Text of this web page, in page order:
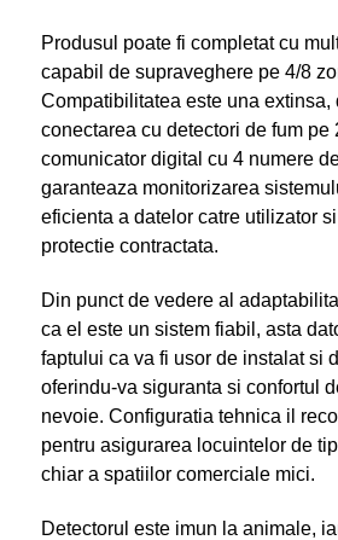
Produsul poate fi completat cu
capabil de supraveghere pe 4/8
Compatibilitatea este una extinsa,
conectarea cu detectori de fum pe
comunicator digital cu 4 numere
garanteaza monitorizarea
eficienta a datelor catre utilizator
protectie contractata.
Din punct de vedere al
ca el este un sistem fiabil, asta
faptului ca va fi usor de instalat si
oferindu-va siguranta si confortul
nevoie. Configuratia tehnica il
pentru asigurarea locuintelor de
chiar a spatiilor comerciale mici.
Detectorul este imun la animale,